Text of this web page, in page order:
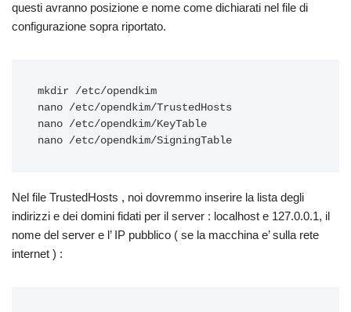
questi avranno posizione e nome come dichiarati nel file di
configurazione sopra riportato.
mkdir /etc/opendkim
nano /etc/opendkim/TrustedHosts
nano /etc/opendkim/KeyTable
Nel file TrustedHosts , noi dovremmo inserire la lista degli
indirizzi e dei domini fidati per il server : localhost e 127.0.0.1, il
nome del server e l’ IP pubblico ( se la macchina e’ sulla rete
internet ) :